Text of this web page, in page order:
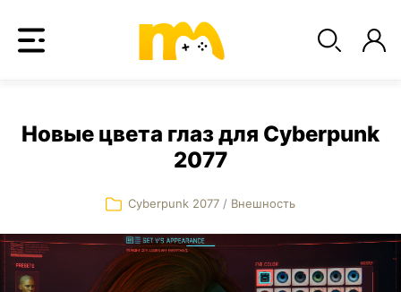
Новые цвета глаз для Cyberpunk
2077
Cyberpunk 2077 / Внешность